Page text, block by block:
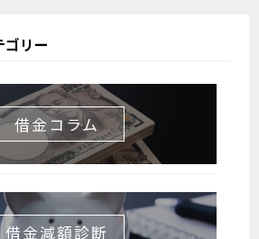
ゴリー
借金コラム
借金減額診断